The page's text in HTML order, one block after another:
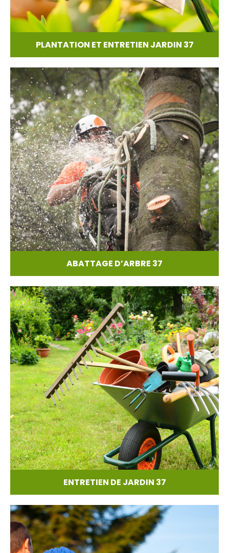
PLANTATION ET ENTRETIEN JARDIN 37
ABATTAGE D’ARBRE 37
ENTRETIEN DE JARDIN 37